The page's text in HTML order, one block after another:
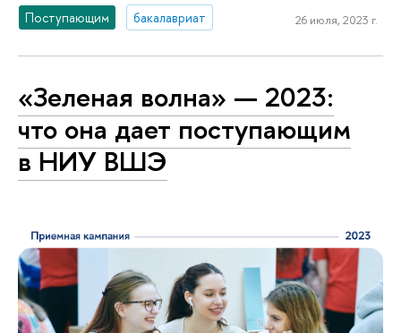
Поступающим бакалавриат 26 июля, 2023 г.
«Зеленая волна» — 2023:
что она дает поступающим
в НИУ ВШЭ